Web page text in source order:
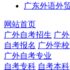
广东外语外
网站首页
广外自考招生 广
自考报名 广外学
广外自考专业
自考专科 自考本科